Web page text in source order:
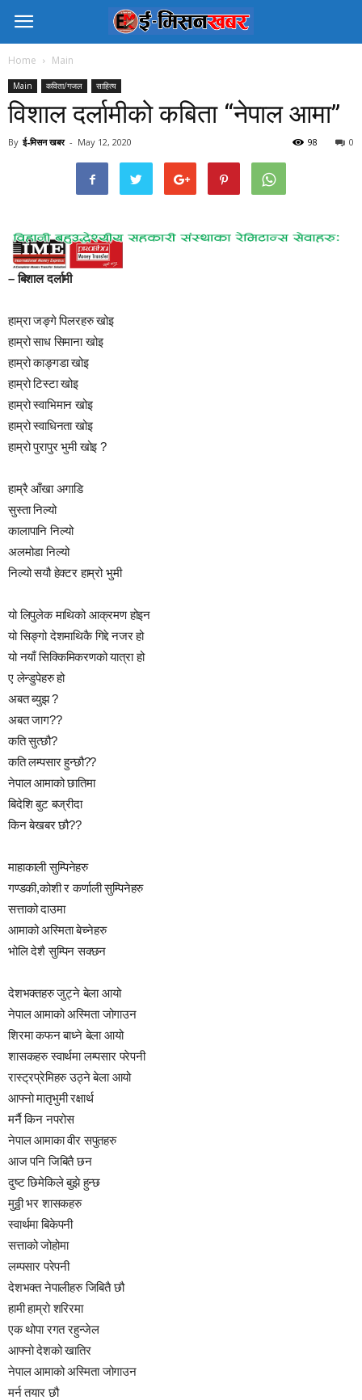
Home Main
Main कविता/गजल साहित्य
विशाल दर्लामीको कबिता “नेपाल आमा”
By ई-मिसन खबर - May 12, 2020 0
98
– बिशाल दर्लामी
हाम्रा जङ्गे पिलरहरु खोइ
हाम्रो साध सिमाना खोइ
हाम्रो काङ्गडा खोइ
हाम्रो टिस्टा खोइ
हाम्रो स्वाभिमान खोइ
हाम्रो स्वाधिनता खोइ
हाम्रो पुरापुर भुमी खोइ ?
हाम्रै आँखा अगाडि
सुस्ता निल्यो
कालापानि निल्यो
अलमोडा निल्यो
निल्यो सयौ हेक्टर हाम्रो भुमी
यो लिपुलेक माथिको आक्रमण होइन
यो सिङ्गो देशमाथिकै गिद्दे नजर हो
यो नयाँ सिक्किमिकरणको यात्रा हो
ए लेन्डुपेहरु हो
अबत ब्युझ ?
अबत जाग??
कति सुत्छौ?
कति लम्पसार हुन्छौ??
नेपाल आमाको छातिमा
बिदेशि बुट बज्रीदा
किन बेखबर छौ??
माहाकाली सुम्पिनेहरु
गण्डकी,कोशी र कर्णाली सुम्पिनेहरु
सत्ताको दाउमा
आमाको अस्मिता बेच्नेहरु
भोलि देशै सुम्पिन सक्छन
देशभक्तहरु जुट्ने बेला आयो
नेपाल आमाको अस्मिता जोगाउन
शिरमा कफन बाध्ने बेला आयो
शासकहरु स्वार्थमा लम्पसार परेपनी
रास्ट्रप्रेमिहरु उठ्ने बेला आयो
आफ्नो मातृभुमी रक्षार्थ
मर्नै किन नपरोस
नेपाल आमाका वीर सपुतहरु
आज पनि जिबितै छन
दुष्ट छिमेकिले बुझे हुन्छ
मुठ्ठी भर शासकहरु
स्वार्थमा बिकेपनी
सत्ताको जोहोमा
लम्पसार परेपनी
देशभक्त नेपालीहरु जिबितै छौ
हामी हाम्रो शरिरमा
एक थोपा रगत रहुन्जेल
आफ्नो देशको खातिर
नेपाल आमाको अस्मिता जोगाउन
मर्न तयार छौ